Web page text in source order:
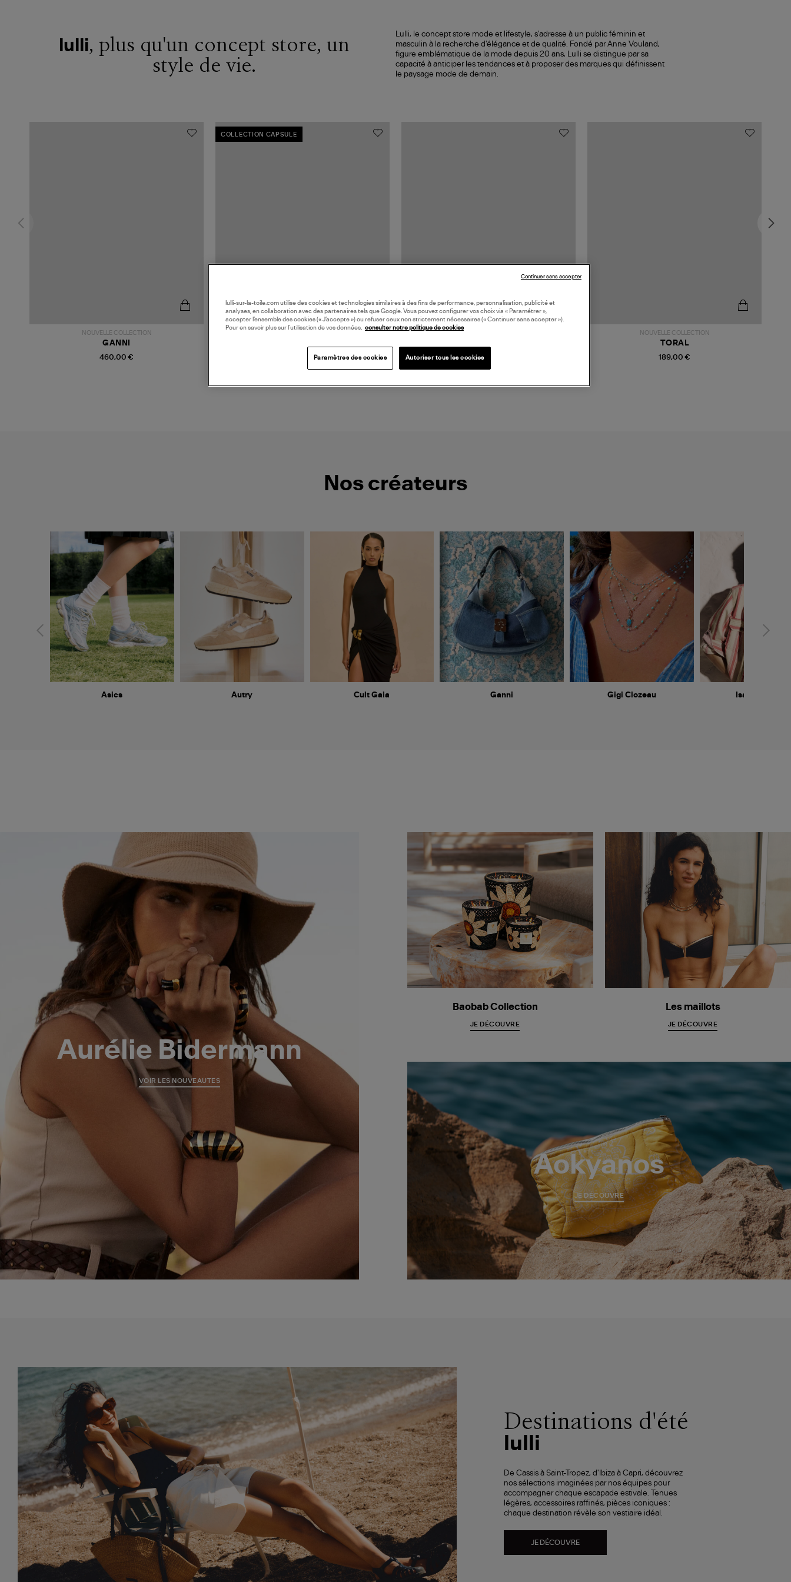
lulli, plus qu'un concept store, un
style de vie.
Lulli, le concept store mode et lifestyle, s'adresse à un public féminin et
masculin à la recherche d'élégance et de qualité. Fondé par Anne Vouland,
figure emblématique de la mode depuis 20 ans, Lulli se distingue par sa
capacité à anticiper les tendances et à proposer des marques qui définissent
le paysage mode de demain.
NOUVELLE COLLECTION
460,00 €
GANNI
COLLECTION CAPSULE
85,00 € 845,00 €
NOUVELLE COLLECTION
189,00 €
TORAL
Nos créateurs
Asics Autry Cult Gaia Ganni Gigi Clozeau Isabel Marant
Aurélie Bidermann
VOIR LES NOUVEAUTES
Baobab Collection
JE DÉCOUVRE
Les maillots
JE DÉCOUVRE
Aokyanos
JE DÉCOUVRE
Destinations d'été
lulli
De Cassis à Saint-Tropez, d'Ibiza à Capri, découvrez
nos sélections imaginées par nos équipes pour
accompagner chaque escapade estivale. Tenues
légères, accessoires raffinés, pièces iconiques :
chaque destination révèle son vestiaire idéal.
JE DÉCOUVRE
lulli-sur-la-toile.com utilise des cookies et technologies similaires à des fins de performance, personnalisation, publicité et
analyses, en collaboration avec des partenaires tels que Google. Vous pouvez configurer vos choix via « Paramétrer »,
accepter l’ensemble des cookies (« J’accepte ») ou refuser ceux non strictement nécessaires (« Continuer sans accepter »).
Pour en savoir plus sur l’utilisation de vos données, consulter notre politique de cookies
Paramètres des cookies Autoriser tous les cookies
Continuer sans accepter